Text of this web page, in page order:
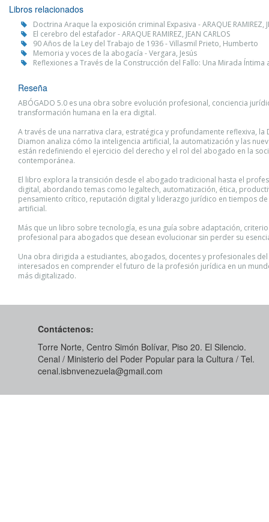
Libros relacionados
Doctrina Araque la exposición criminal Expasiva - ARAQUE RAMIREZ,
El cerebro del estafador - ARAQUE RAMIREZ, JEAN CARLOS
90 Años de la Ley del Trabajo de 1936 - Villasmil Prieto, Humberto
Memoria y voces de la abogacía - Vergara, Jesús
Reflexiones a Través de la Construcción del Fallo: Una Mirada
Reseña
ABÓGADO 5.0 es una obra sobre evolución profesional, conciencia
transformación humana en la era digital.
A través de una narrativa clara, estratégica y profundamente reflexiva, la
Diamon analiza cómo la inteligencia artificial, la automatización y las
están redefiniendo el ejercicio del derecho y el rol del abogado en la
contemporánea.
El libro explora la transición desde el abogado tradicional hasta el
digital, abordando temas como legaltech, automatización, ética,
pensamiento crítico, reputación digital y liderazgo jurídico en tiempos
artificial.
Más que un libro sobre tecnología, es una guía sobre adaptación,
profesional para abogados que desean evolucionar sin perder su
Una obra dirigida a estudiantes, abogados, docentes y profesionales
interesados en comprender el futuro de la profesión jurídica en un
más digitalizado.
Contáctenos:
Torre Norte, Centro Simón Bolívar, Piso 20. El Silencio.
Cenal / Ministerio del Poder Popular para la Cultura / Tel.
cenal.isbnvenezuela@gmail.com